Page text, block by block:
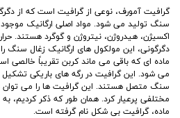
گرافیت آمورف، نوعی از گرافیت است که از
سنگ تولید می شود. مواد اصلی ارگانیک
اکسیژن، هیدروژن، نیتروژن و گوگرد هستند.
دگرگونی، این مولکول‌ های ارگانیک زغال سنگ
ماده ای که باقی می‌ ماند کربن تقریباً خالصی
می ‌شود. این گرافیت در رگه‌ های باریکی
سنگ متصل هستند. این گرافیت ها را می توان
مختلفی پرعیار کرد. همان طور که ذکر کردیم،
ماده، گرافیت بی شکل نام گرفته است.